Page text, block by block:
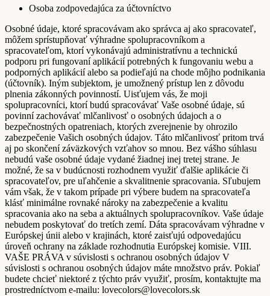
Osoba zodpovedajúca za účtovníctvo
Osobné údaje, ktoré spracovávam ako správca aj ako spracovateľ,
môžem sprístupňovať výhradne spolupracovníkom a
spracovateľom, ktorí vykonávajú administratívnu a technickú
podporu pri fungovaní aplikácií potrebných k fungovaniu webu a
podporných aplikácií alebo sa podieľajú na chode môjho podnikania
(účtovník). Iným subjektom, je umožnený prístup len z dôvodu
plnenia zákonných povinností. Uisťujem vás, že moji
spolupracovníci, ktorí budú spracovávať Vaše osobné údaje, sú
povinní zachovávať mlčanlivosť o osobných údajoch a o
bezpečnostných opatreniach, ktorých zverejnenie by ohrozilo
zabezpečenie Vašich osobných údajov. Táto mlčanlivosť pritom trvá
aj po skončení záväzkových vzťahov so mnou. Bez vášho súhlasu
nebudú vaše osobné údaje vydané žiadnej inej tretej strane. Je
možné, že sa v budúcnosti rozhodnem využiť ďalšie aplikácie či
spracovateľov, pre uľahčenie a skvalitnenie spracovania. Sľubujem
vám však, že v takom prípade pri výbere budem na spracovateľa
klásť minimálne rovnaké nároky na zabezpečenie a kvalitu
spracovania ako na seba a aktuálnych spolupracovníkov. Vaše údaje
nebudem poskytovať do tretích zemí. Dáta spracovávam výhradne v
Európskej únii alebo v krajinách, ktoré zaisťujú odpovedajúcu
úroveň ochrany na základe rozhodnutia Európskej komisie. VIII.
VAŠE PRÁVA v súvislosti s ochranou osobných údajov V
súvislosti s ochranou osobných údajov máte množstvo práv. Pokiaľ
budete chcieť niektoré z týchto práv využiť, prosím, kontaktujte ma
prostredníctvom e-mailu: lovecolors@lovecolors.sk